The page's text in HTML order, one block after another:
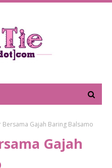
Bersama Gajah Baring Balsamo
Gajah